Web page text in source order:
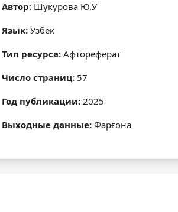
Автор: Шукурова Ю.У
Язык: Узбек
Тип ресурса: Афтореферат
Число страниц: 57
Год публикации: 2025
Выходные данные: Фарғона